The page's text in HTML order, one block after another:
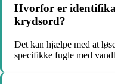
Hvorfor er
krydsord?
Det kan hjælpe med at
specifikke fugle med